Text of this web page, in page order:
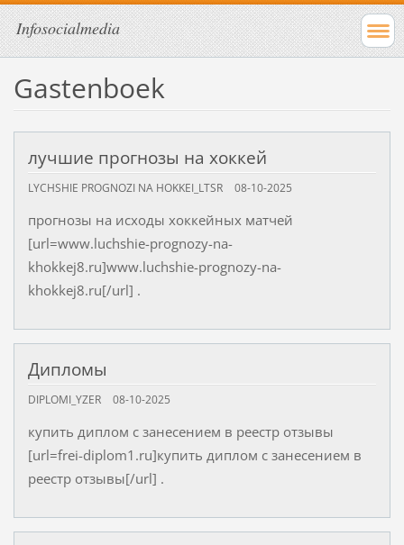
Infosocialmedia
Gastenboek
лучшие прогнозы на хоккей
LYCHSHIE PROGNOZI NA HOKKEI_LTSR 08-10-2025
прогнозы на исходы хоккейных матчей
[url=www.luchshie-prognozy-na-
khokkej8.ru]www.luchshie-prognozy-na-
khokkej8.ru[/url] .
Дипломы
DIPLOMI_YZER 08-10-2025
купить диплом с занесением в реестр отзывы
[url=frei-diplom1.ru]купить диплом с занесением в
реестр отзывы[/url] .